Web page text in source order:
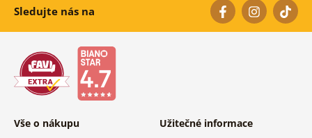
Sledujte nás na
Vše o nákupu Užitečné informace